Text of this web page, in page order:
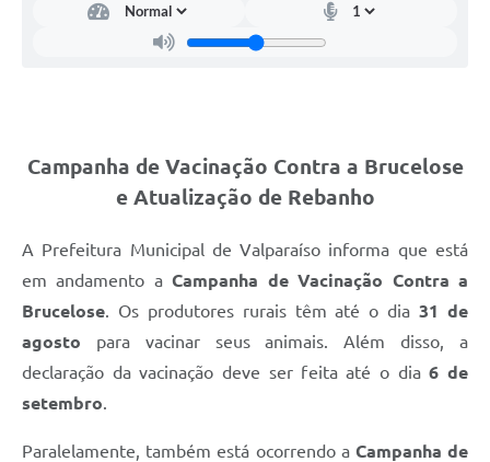
Carta de Serviços
Galeria de Vídeos
Secretarias
Contas Públicas
Links
Campanha de Vacinação Contra a Brucelose
e Atualização de Rebanho
A Prefeitura Municipal de Valparaíso informa que está
em andamento aCampanha de Vacinação Contra a
Brucelose . Os produtores rurais têm até o dia31 de
agosto para vacinar seus animais. Além disso, a
declaração da vacinação deve ser feita até o dia6 de
setembro
Paralelamente, também está ocorrendo a Campanha de